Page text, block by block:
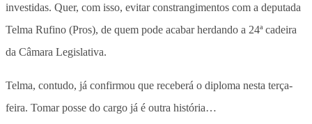
investidas. Quer, com isso, evitar constrangimentos com a deputada
Telma Rufino (Pros), de quem pode acabar herdando a 24ª cadeira
da Câmara Legislativa.
Telma, contudo, já confirmou que receberá o diploma nesta terça-
feira. Tomar posse do cargo já é outra história…